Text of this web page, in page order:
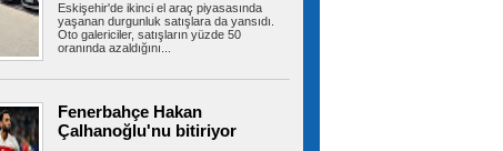
Fenerbahçe ArsaVev geri döndü!
Tur için avantajı kaptı
Fenerbahçe ArsaVev, UEFA Kadınlar
Şampiyonlar Ligi 2. Ön Eleme Turu yarı...
Eskişehir'de ikinci el araç piyasasında
yaşanan durgunluk satışlara da yansıdı.
Oto galericiler, satışların yüzde 50
oranında azaldığını...
Fenerbahçe Hakan
Çalhanoğlu'nu bitiriyor